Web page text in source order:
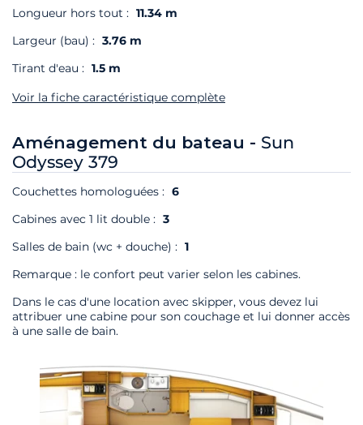
Longueur hors tout : 11.34 m
Largeur (bau) : 3.76 m
Tirant d'eau : 1.5 m
Voir la fiche caractéristique complète
Aménagement du bateau - Sun
Odyssey 379
Couchettes homologuées : 6
Cabines avec 1 lit double : 3
Salles de bain (wc + douche) : 1
Remarque : le confort peut varier selon les cabines.
Dans le cas d'une location avec skipper, vous devez lui
attribuer une cabine pour son couchage et lui donner accès
à une salle de bain.